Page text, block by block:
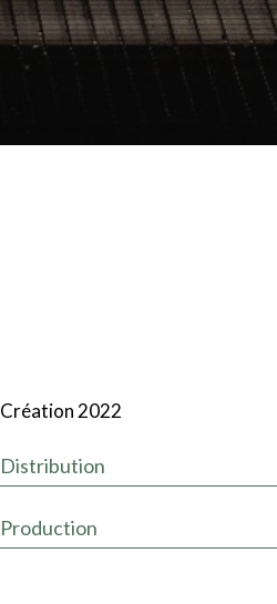
Création 2022
Distribution
Production